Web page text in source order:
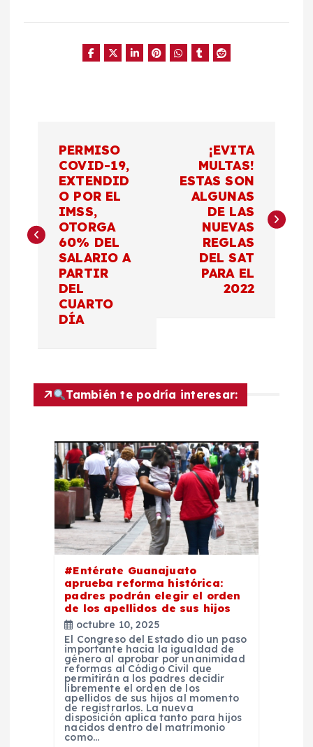
e
ó
PERMISO
COVID-19,
EXTENDID
O POR EL
IMSS,
OTORGA
60% DEL
SALARIO A
PARTIR
DEL
CUARTO
DÍA
¡EVITA
MULTAS!
ESTAS SON
ALGUNAS
DE LAS
NUEVAS
REGLAS
DEL SAT
PARA EL
2022
También te podría interesar:
#Entérate Guanajuato
aprueba reforma histórica:
padres podrán elegir el orden
de los apellidos de sus hijos
octubre 10, 2025
El Congreso del Estado dio un paso
importante hacia la igualdad de
género al aprobar por unanimidad
reformas al Código Civil que
permitirán a los padres decidir
libremente el orden de los
apellidos de sus hijos al momento
de registrarlos. La nueva
disposición aplica tanto para hijos
nacidos dentro del matrimonio
como…